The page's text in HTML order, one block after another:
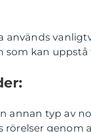
används
som kan
annan typ av
rörelser genom